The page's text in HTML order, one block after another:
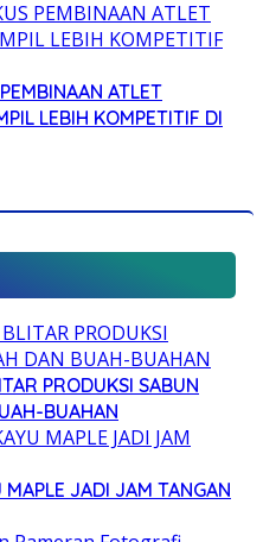
ATLET
LEBIH KOMPETITIF DI
PRODUKSI SABUN
BUAHAN
JADI JAM TANGAN